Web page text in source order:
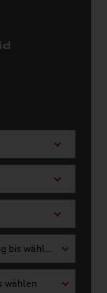
Erstzulassung bis wählen
wählen